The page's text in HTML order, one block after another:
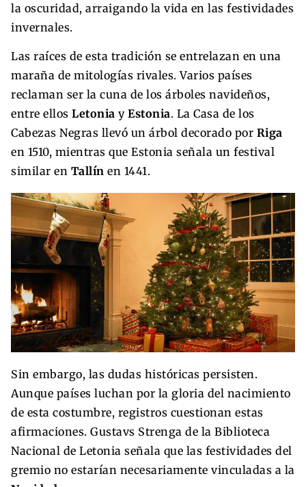
la oscuridad, arraigando la vida en las festividades
invernales.
Las raíces de esta tradición se entrelazan en una
maraña de mitologías rivales. Varios países
reclaman ser la cuna de los árboles navideños,
entre ellos Letonia y Estonia. La Casa de los
Cabezas Negras llevó un árbol decorado por Riga
en 1510, mientras que Estonia señala un festival
similar en Tallín en 1441.
Sin embargo, las dudas históricas persisten.
Aunque países luchan por la gloria del nacimiento
de esta costumbre, registros cuestionan estas
afirmaciones. Gustavs Strenga de la Biblioteca
Nacional de Letonia señala que las festividades del
gremio no estarían necesariamente vinculadas a la